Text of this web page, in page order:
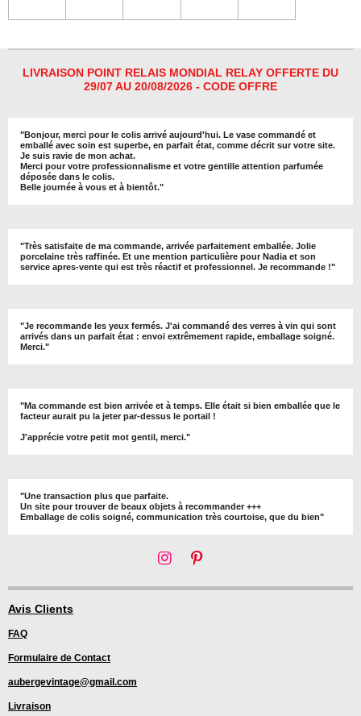
LIVRAISON POINT RELAIS MONDIAL RELAY OFFERTE DU
29/07 AU 20/08/2026 - CODE OFFRE
"Bonjour, merci pour le colis arrivé aujourd'hui. Le vase commandé et
emballé avec soin est superbe, en parfait état, comme décrit sur votre site.
Je suis ravie de mon achat.
Merci pour votre professionnalisme et votre gentille attention parfumée
déposée dans le colis.
Belle journée à vous et à bientôt."
"Très satisfaite de ma commande, arrivée parfaitement emballée. Jolie
porcelaine très raffinée. Et une mention particulière pour Nadia et son
service apres-vente qui est très réactif et professionnel. Je recommande !"
"Je recommande les yeux fermés. J'ai commandé des verres à vin qui sont
arrivés dans un parfait état : envoi extrêmement rapide, emballage soigné.
Merci."
"Ma commande est bien arrivée et à temps. Elle était si bien emballée que le
facteur aurait pu la jeter par-dessus le portail !
J'apprécie votre petit mot gentil, merci."
"Une transaction plus que parfaite.
Un site pour trouver de beaux objets à recommander +++
Emballage de colis soigné, communication très courtoise, que du bien"
I
s
P
n
Avis Clients
FAQ
Formulaire de Contact
aubergevintage@gmail.com
Livraison